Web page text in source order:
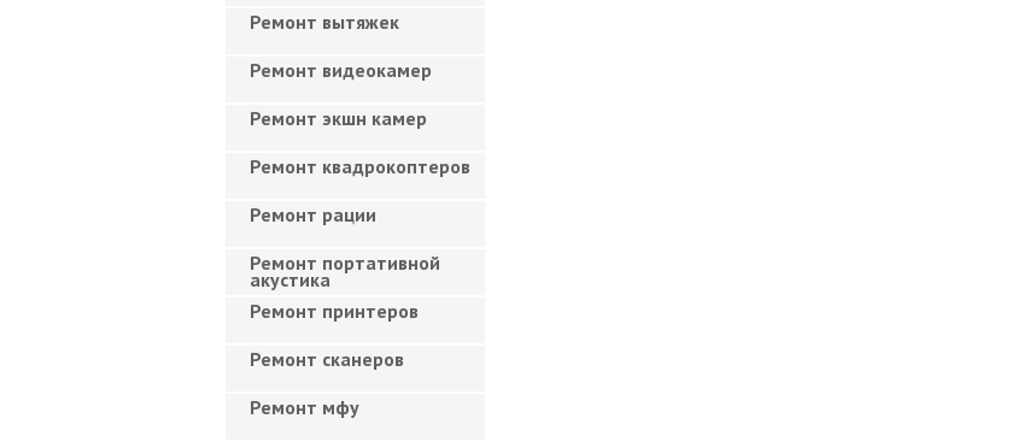
Ремонт вытяжек
Ремонт видеокамер
Ремонт экшн камер
Ремонт квадрокоптеров
Ремонт рации
Ремонт портативной
акустика
Ремонт принтеров
Ремонт сканеров
Ремонт мфу